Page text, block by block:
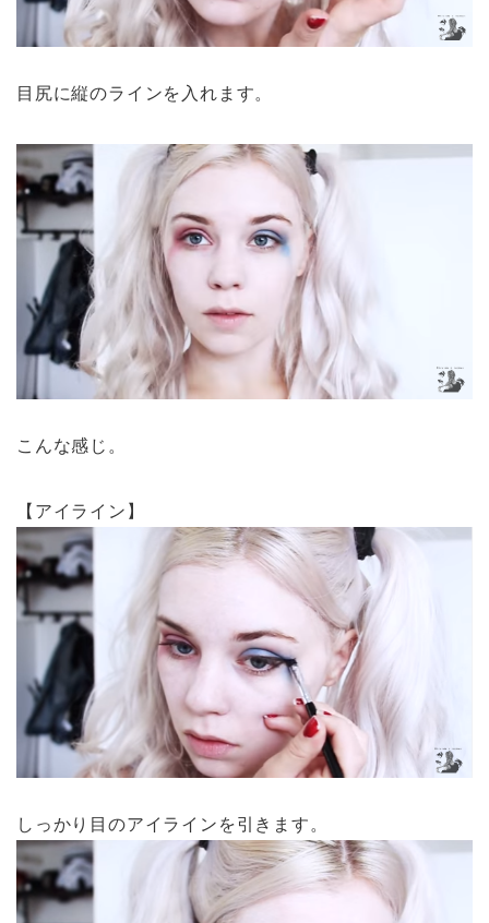
目尻に縦のラインを入れます。
こんな感じ。
【アイライン】
しっかり目のアイラインを引きます。